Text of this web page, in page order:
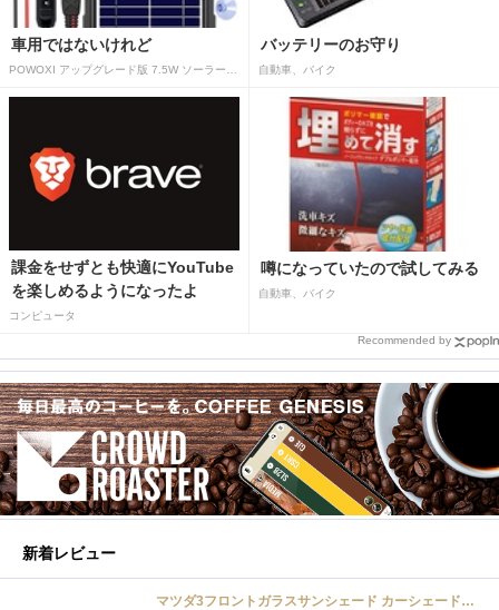
車用ではないけれど バッテリーのお守り
自動車、バイク
課金をせずとも快適にYouTube
を楽しめるようになったよ
コンピュータ
噂になっていたので試してみる
自動車、バイク
Recommended by
新着レビュー
マツダ3フロントガラスサンシェード カーシェード 車用 フロントウィンドウさんしえーど 遮光 断熱 カスタムパーツ 車種専用設計 折り畳み式 取付簡単 収納袋付き